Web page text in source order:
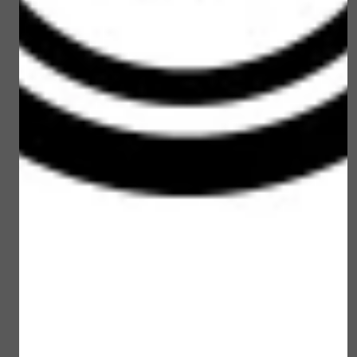
Loveli Eye Make-up
remover 100 ml
€ 15,00
Bekijken
Loveli Sun brush
powder SPF 30
€ 22,50
Bekijken